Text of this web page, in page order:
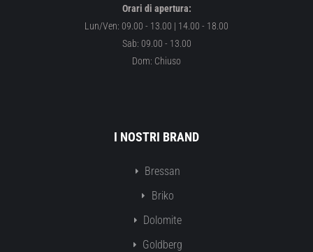
Orari di apertura:
Lun/Ven: 09.00 - 13.00 | 14.00 - 18.00
Sab: 09.00 - 13.00
Dom: Chiuso
I NOSTRI BRAND
Bressan
Briko
Dolomite
Goldberg